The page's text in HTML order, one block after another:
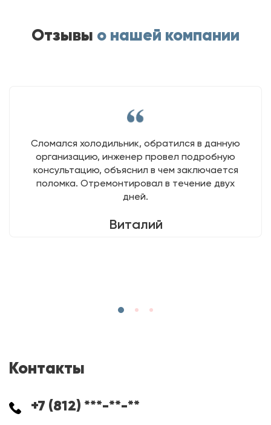
Отзывы о нашей компании
Сломался холодильник, обратился в данную
организацию, инженер провел подробную
консультацию, объяснил в чем заключается
поломка. Отремонтировал в течение двух
дней.
Виталий
Контакты
+7 (812) ***-**-**